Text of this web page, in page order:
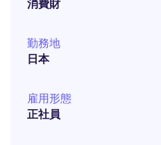
消費財
勤務地
日本
雇用形態
正社員